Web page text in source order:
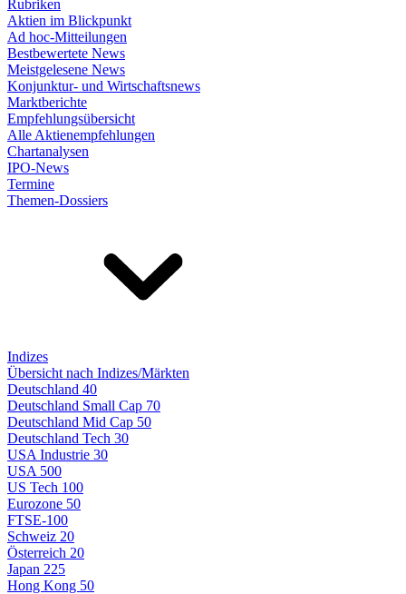
Rubriken
Aktien im Blickpunkt
Ad hoc-Mitteilungen
Bestbewertete News
Meistgelesene News
Konjunktur- und Wirtschaftsnews
Marktberichte
Empfehlungsübersicht
Alle Aktienempfehlungen
Chartanalysen
IPO-News
Termine
Themen-Dossiers
Indizes
Übersicht nach Indizes/Märkten
Deutschland 40
Deutschland Small Cap 70
Deutschland Mid Cap 50
Deutschland Tech 30
USA Industrie 30
USA 500
US Tech 100
Eurozone 50
FTSE-100
Schweiz 20
Österreich 20
Japan 225
Hong Kong 50